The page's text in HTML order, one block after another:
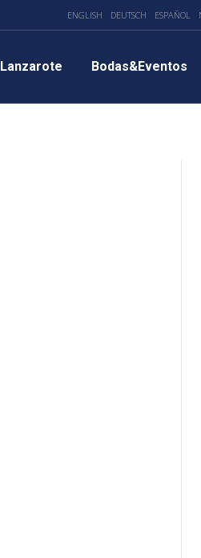
ENGLISH DEUTSCH ESPAÑOL
Lanzarote Bodas&Eventos